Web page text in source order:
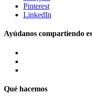
Pinterest
LinkedIn
Ayúdanos compartiendo
Qué hacemos